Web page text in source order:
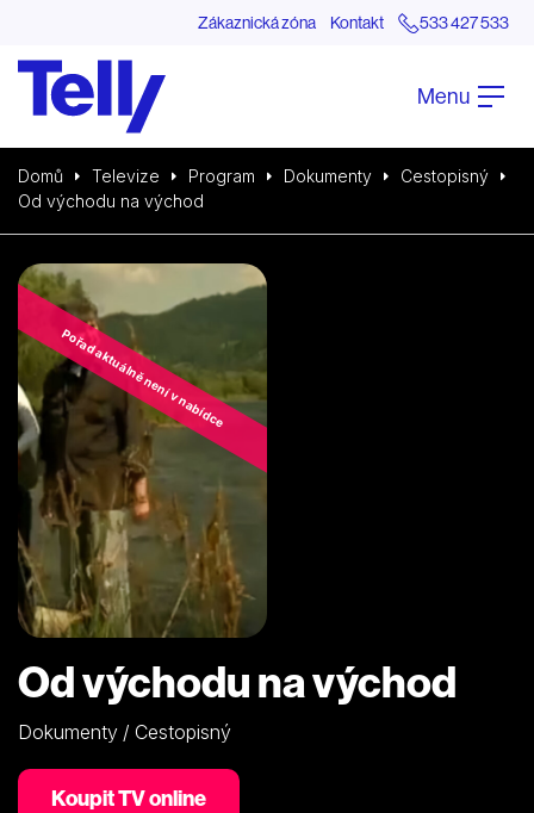
Zákaznická zóna Kontakt 533 427 533
Menu
Domů Televize Program Dokumenty
Cestopisný
Od východu na východ
Pořad aktuálně není v nabídce
Od východu na východ
Dokumenty / Cestopisný
Koupit TV online